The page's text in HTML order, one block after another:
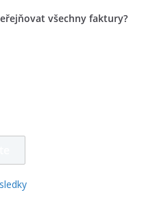
všechny faktury?